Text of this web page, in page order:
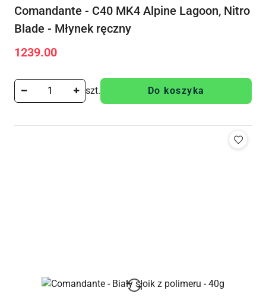
Comandante - C40 MK4 Alpine Lagoon, Nitro
Blade - Młynek ręczny
Cena:
1239.00
szt. Do koszyka